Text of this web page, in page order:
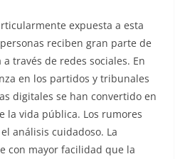
expuesta a esta
reciben gran parte de
través de redes sociales. En
en los partidos y tribunales
digitales se han convertido en
la vida pública. Los rumores
análisis cuidadoso. La
con mayor facilidad que la